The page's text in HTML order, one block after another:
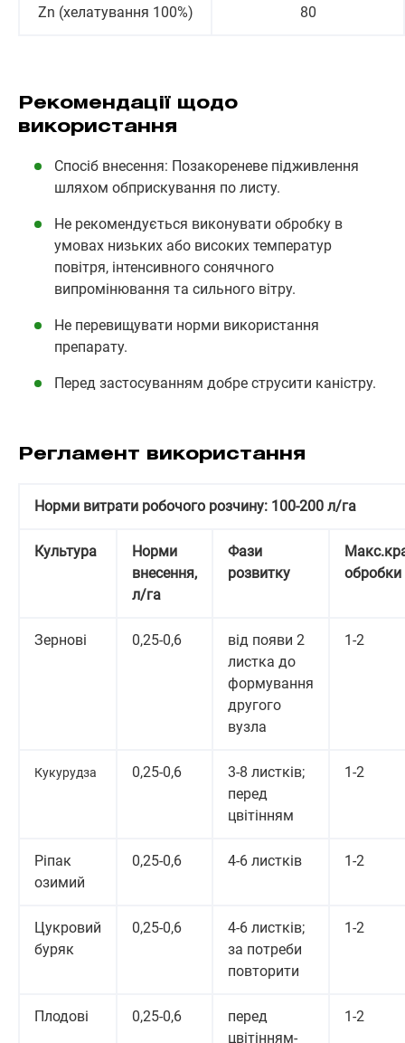
Zn (хелатування 100%) 80
Рекомендації щодо
використання
Спосіб внесення: Позакореневе підживлення
шляхом обприскування по листу.
Не рекомендується виконувати обробку в
умовах низьких або високих температур
повітря, інтенсивного сонячного
випромінювання та сильного вітру.
Не перевищувати норми використання
препарату.
Перед застосуванням добре струсити каністру.
Регламент використання
Норми витрати робочого розчину: 100-200 л/га
Культура
Норми
внесення,
л/га
Фази
розвитку
обробки
Зернові 0,25-0,6
від появи 2
листка до
формування
другого
вузла
1-2
Кукурудза 0,25-0,6
3-8 листків;
перед
цвітінням
1-2
Ріпак
озимий
0,25-0,6 4-6 листків 1-2
Цукровий
буряк
0,25-0,6
4-6 листків;
за потреби
повторити
1-2
Плодові 0,25-0,6
перед
цвітінням-
1-2